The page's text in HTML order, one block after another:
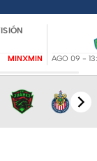
MINXMIN AGO 09 -